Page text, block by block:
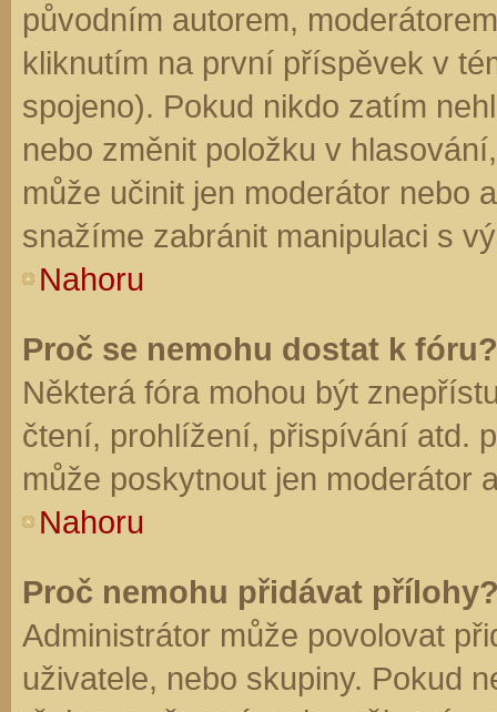
původním autorem,
kliknutím na první příspěvek v
spojeno). Pokud nikdo zatím
nebo změnit položku v
může učinit jen moderátor nebo
snažíme zabránit manipulaci s
Nahoru
Proč se nemohu dostat k fóru?
Některá fóra mohou být
čtení, prohlížení, přispívání atd.
může poskytnout jen moderátor
Nahoru
Proč nemohu přidávat
Administrátor může povolovat
uživatele, nebo skupiny. Pokud